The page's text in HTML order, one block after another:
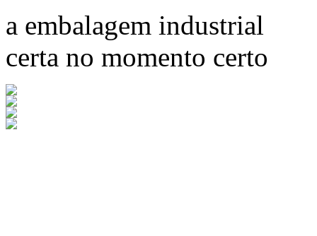
a embalagem industrial
certa no momento certo